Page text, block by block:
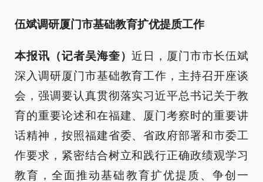
伍斌调研厦门市基础教育扩优提质工作
本报讯（记者吴海奎）近日，厦门市市长伍斌
深入调研厦门市基础教育工作，主持召开座谈
会，强调要认真贯彻落实习近平总书记关于教
育的重要论述和在福建、厦门考察时的重要讲
话精神，按照福建省委、省政府部署和市委工
作要求，紧密结合树立和践行正确政绩观学习
教育，全面推动基础教育扩优提质、争创一